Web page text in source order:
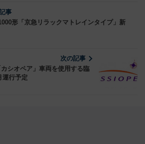
事
形「京急リラックマトレインタイプ」新
次の記事
シオペア」車両を使用する臨
運行予定